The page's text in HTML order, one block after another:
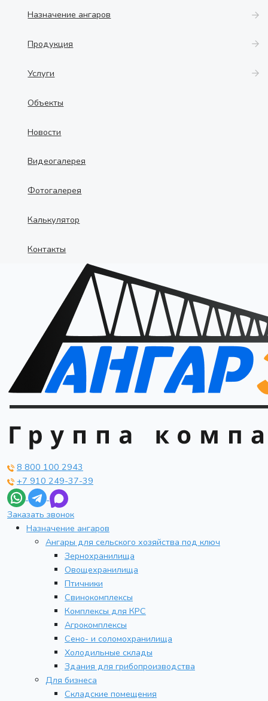
Назначение ангаров
Продукция
Услуги
Объекты
Новости
Видеогалерея
Фотогалерея
Калькулятор
Контакты
8 800 100 2943
+7 910 249-37-39
Заказать звонок
Назначение ангаров
Ангары для сельского хозяйства под ключ
Зернохранилища
Овощехранилища
Птичники
Свинокомплексы
Комплексы для КРС
Агрокомплексы
Сено- и соломохранилища
Холодильные склады
Здания для грибопроизводства
Для бизнеса
Складские помещения